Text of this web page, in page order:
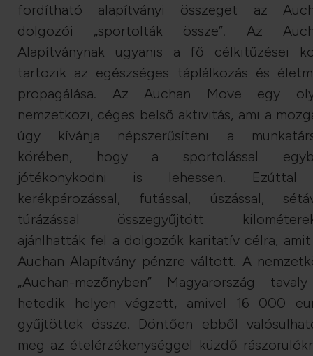
fordítható alapítványi összeget az
dolgozói „sportolták össze”. Az
Alapítványnak ugyanis a fő célkitűzései
tartozik az egészséges táplálkozás és
propagálása. Az Auchan Move egy
nemzetközi, céges belső aktivitás, ami a
úgy kívánja népszerűsíteni a
körében, hogy a sportolással
jótékonykodni is lehessen.
kerékpározással, futással, úszással,
túrázással összegyűjtött
ajánlhatták fel a dolgozók karitatív célra,
Auchan Alapítvány pénzre váltott. A
„Auchan-mezőnyben” Magyarország
hetedik helyen végzett, amivel 16 000
gyűjtöttek össze. Döntően ebből
meg az ételérzékenységgel küzdő